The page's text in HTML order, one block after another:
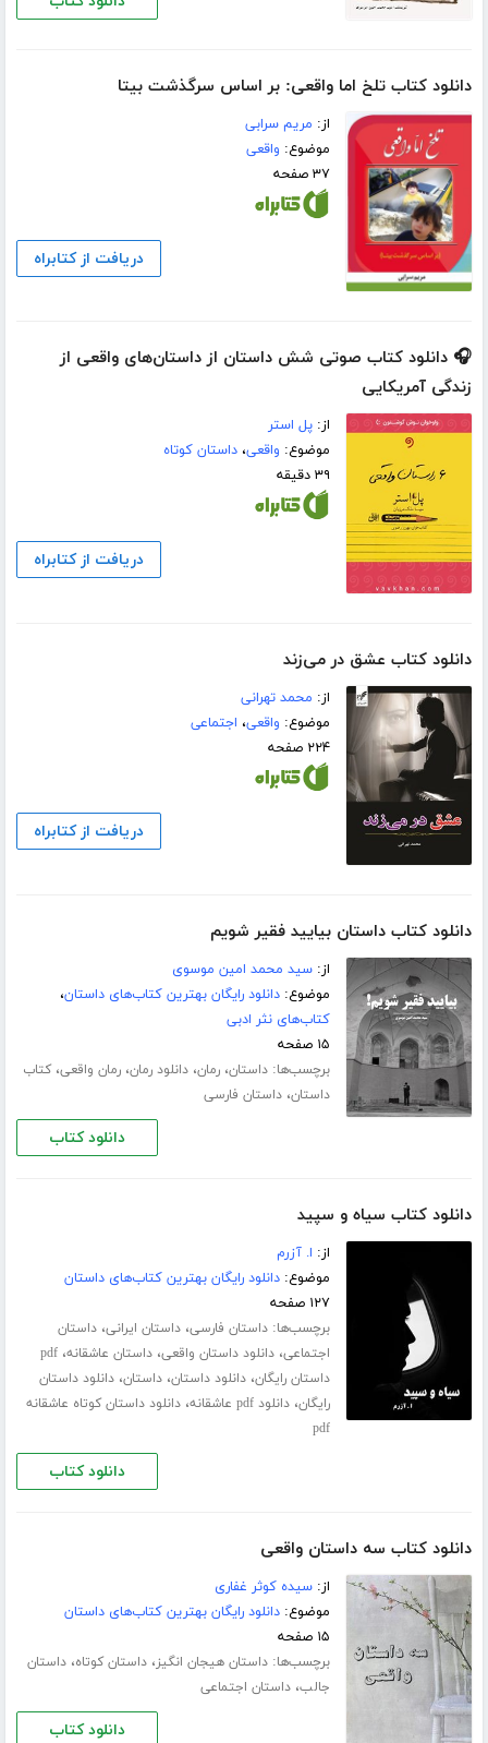
دانلود کتاب تلخ اما واقعی: بر اساس سرگذشت بیتا
از: مریم سرابی
موضوع: واقعی
۳۷ صفحه
دریافت از کتابراه
🎧 دانلود کتاب صوتی شش داستان از داستان‌های واقعی از
زندگی آمریکایی
از:پل استر
موضوع: واقعی،داستان کوتاه
۳۹ دقیقه
دریافت از کتابراه
دانلود کتاب عشق در می‌زند
از: محمد تهرانی
موضوع: واقعی، اجتماعی
۲۲۴ صفحه
دریافت از کتابراه
دانلود کتاب داستان بیایید فقیر شویم
از:سید محمد امین موسوی
موضوع:دانلود رایگان بهترین کتاب‌های داستان،
کتاب‌های نثر ادبی
۱۵ صفحه
برچسب‌ها:داستان،رمان،دانلود رمان،رمان واقعی،کتاب
داستان،داستان فارسی
دانلود کتاب
دانلود کتاب سیاه و سپید
از: ا. آزرم
موضوع:دانلود رایگان بهترین کتاب‌های داستان
۱۲۷ صفحه
برچسب‌ها:داستان فارسی،داستان ایرانی،داستان
اجتماعی،دانلود داستان واقعی،داستان عاشقانه،pdf
داستان رایگان،دانلود داستان،داستان،دانلود داستان
رایگان،دانلود pdf عاشقانه ،دانلود داستان کوتاه عاشقانه
pdf
دانلود کتاب
دانلود کتاب سه داستان واقعی
از:سیده کوثر غفاری
موضوع:دانلود رایگان بهترین کتاب‌های داستان
۱۵ صفحه
برچسب‌ها:داستان هیجان انگیز،داستان کوتاه،داستان
جالب،داستان اجتماعی
دانلود کتاب